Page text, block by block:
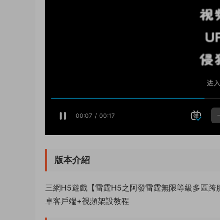
版本介紹
三網H5遊戲【雷霆H5之阿發雷霆無限等級多區
卓客戶端+視頻架設教程